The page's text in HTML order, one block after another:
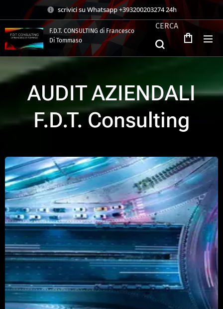
scrivici su Whatsapp +393200203274 24h
F.D.T. CONSULTING di Francesco
Di Tommaso
CERCA
AUDIT AZIENDALI
F.D.T. Consulting